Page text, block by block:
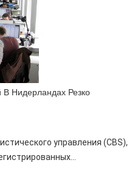
В Нидерландах Резко
управления (CBS),